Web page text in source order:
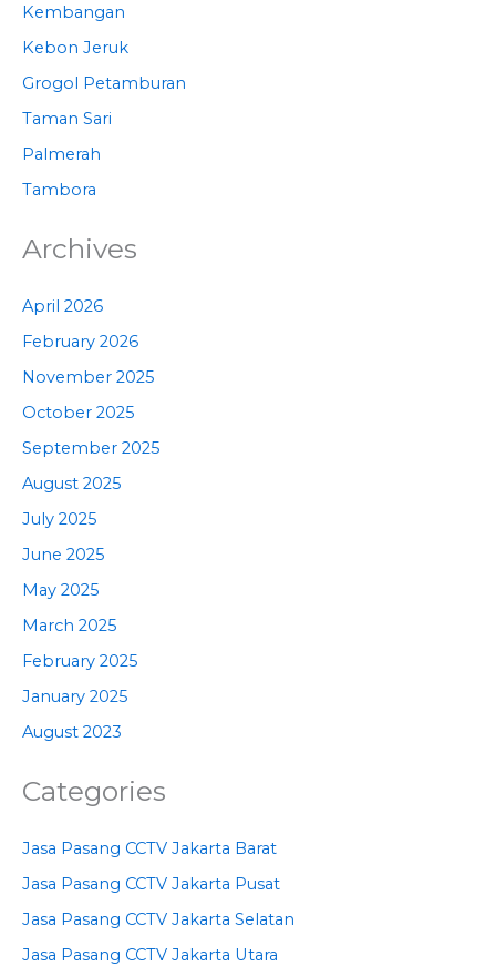
Kembangan
Kebon Jeruk
Grogol Petamburan
Taman Sari
Palmerah
Tambora
Archives
April 2026
February 2026
November 2025
October 2025
September 2025
August 2025
July 2025
June 2025
May 2025
March 2025
February 2025
January 2025
August 2023
Categories
Jasa Pasang CCTV Jakarta Barat
Jasa Pasang CCTV Jakarta Pusat
Jasa Pasang CCTV Jakarta Selatan
Jasa Pasang CCTV Jakarta Utara